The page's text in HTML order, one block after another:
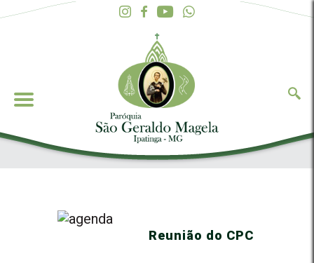
Reunião do CPC